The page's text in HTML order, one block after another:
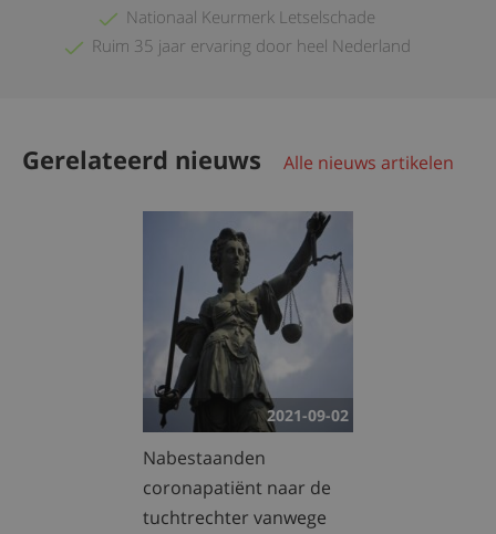
Nationaal Keurmerk Letselschade
Ruim 35 jaar ervaring door heel Nederland
Gerelateerd nieuws Alle nieuws artikelen
2021-09-02
Nabestaanden
coronapatiënt naar de
tuchtrechter vanwege